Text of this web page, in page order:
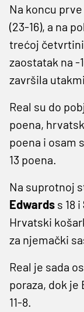
Na koncu
(23-16), a na
trećoj
zaostatak na -
završila
Real su do
poena,
poena i osam
13 poena.
Na suprotnoj
Edwards s 18 i
Hrvatski
za njemački
Real je sada
poraza, dok je
11-8.